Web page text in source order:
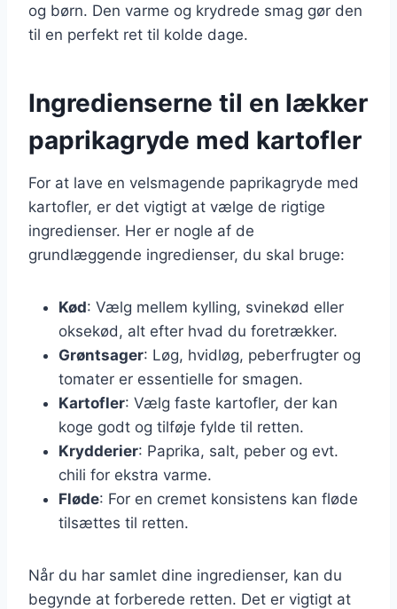
og børn. Den varme og krydrede smag gør den
til en perfekt ret til kolde dage.
Ingredienserne til en lækker
paprikagryde med kartofler
For at lave en velsmagende paprikagryde med
kartofler, er det vigtigt at vælge de rigtige
ingredienser. Her er nogle af de
grundlæggende ingredienser, du skal bruge:
Kød: Vælg mellem kylling, svinekød eller
oksekød, alt efter hvad du foretrækker.
Grøntsager: Løg, hvidløg, peberfrugter og
tomater er essentielle for smagen.
Kartofler: Vælg faste kartofler, der kan
koge godt og tilføje fylde til retten.
Krydderier: Paprika, salt, peber og evt.
chili for ekstra varme.
Fløde: For en cremet konsistens kan fløde
tilsættes til retten.
Når du har samlet dine ingredienser, kan du
begynde at forberede retten. Det er vigtigt at